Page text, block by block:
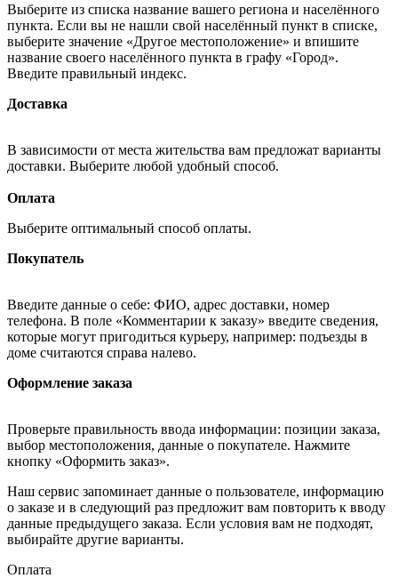
Выберите из списка название вашего региона и населённого
пункта. Если вы не нашли свой населённый пункт в списке,
выберите значение «Другое местоположение» и впишите
название своего населённого пункта в графу «Город».
Введите правильный индекс.
Доставка
В зависимости от места жительства вам предложат варианты
доставки. Выберите любой удобный способ.
Оплата
Выберите оптимальный способ оплаты.
Покупатель
Введите данные о себе: ФИО, адрес доставки, номер
телефона. В поле «Комментарии к заказу» введите сведения,
которые могут пригодиться курьеру, например: подъезды в
доме считаются справа налево.
Оформление заказа
Проверьте правильность ввода информации: позиции заказа,
выбор местоположения, данные о покупателе. Нажмите
кнопку «Оформить заказ».
Наш сервис запоминает данные о пользователе, информацию
о заказе и в следующий раз предложит вам повторить к вводу
данные предыдущего заказа. Если условия вам не подходят,
выбирайте другие варианты.
Оплата